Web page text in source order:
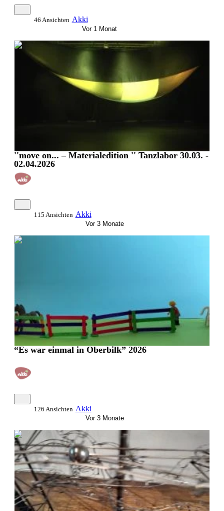
46 Ansichten Akki
Vor 1 Monat
0:52:38
''move on... – Materialedition '' Tanzlabor 30.03. -
02.04.2026
115 Ansichten Akki
Vor 3 Monate
0:28:11
“Es war einmal in Oberbilk” 2026
126 Ansichten Akki
Vor 3 Monate
0:03:48